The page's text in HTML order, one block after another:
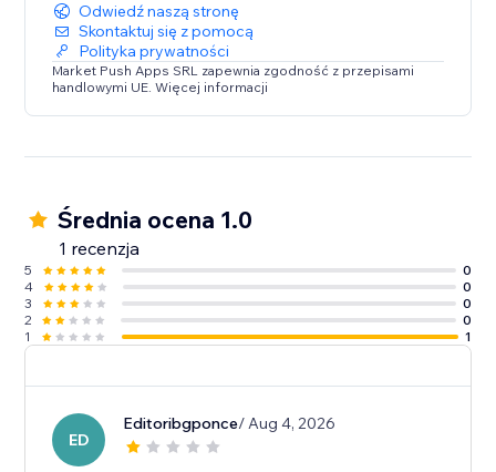
Odwiedź naszą stronę
Skontaktuj się z pomocą
Polityka prywatności
Market Push Apps SRL zapewnia zgodność z przepisami
handlowymi UE. Więcej informacji
Średnia ocena 1.0
1 recenzja
5
0
4
0
3
0
2
0
1
1
ED
Editoribgponce/ Aug 4, 2026